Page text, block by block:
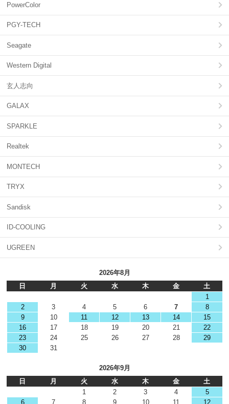
PowerColor
PGY-TECH
Seagate
Western Digital
玄人志向
GALAX
SPARKLE
Realtek
MONTECH
TRYX
Sandisk
ID-COOLING
UGREEN
2026年8月
日
月 火 水 木 金
土
1
2
3 4 5 6 7
8
9
10 11 12 13 14
15
16
17 18 19 20 21
22
23
24 25 26 27 28
29
30
31
2026年9月
日
月 火 水 木 金
土
1
2 3 4
5
6
7 8 9 10 11 12